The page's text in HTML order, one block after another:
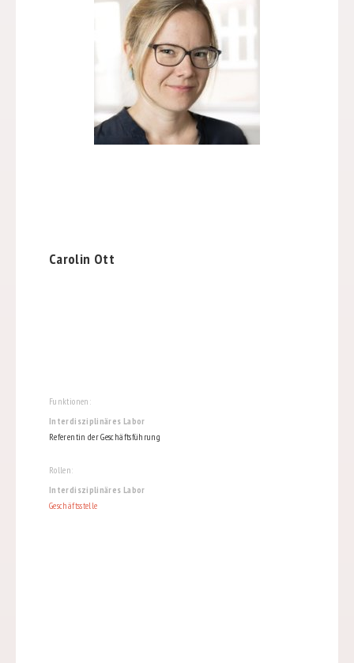
Carolin Ott
Funktionen:
Interdisziplinäres Labor
Referentin der Geschäftsführung
Rollen:
Interdisziplinäres Labor
Geschäftsstelle